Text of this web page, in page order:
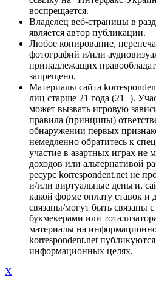
воспрещается.
Владелец веб-страницы в
является автор публикации.
Любое копирование,
фотографий и/или
принадлежащих
запрещено.
Материалы сайта
лиц старше 21 года (21+).
может вызвать игровую
правила (принципы)
обнаружении первых
немедленно обратитесь к
участие в азартных играх не
доходов или альтернативой
ресурс korrespondent.net не
и/или виртуальные деньги,
какой форме оплату ставок и
связаны/могут быть связаны
букмекерами или
материалы на
korrespondent.net
информационных целях.
X